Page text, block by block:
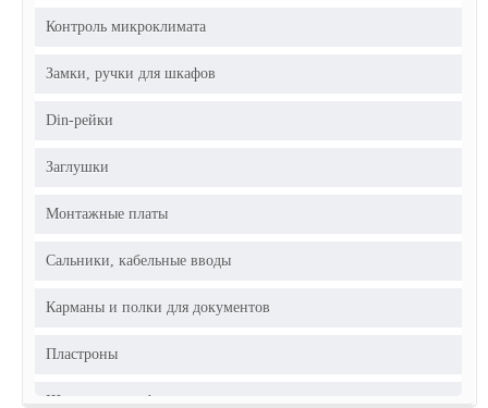
Контроль микроклимата
Замки, ручки для шкафов
Din-рейки
Заглушки
Монтажные платы
Сальники, кабельные вводы
Карманы и полки для документов
Пластроны
Шины для шкафов